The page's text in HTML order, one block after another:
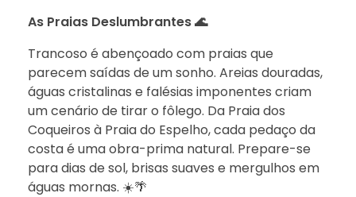
As Praias Deslumbrantes 🌊
Trancoso é abençoado com praias que
parecem saídas de um sonho. Areias douradas,
águas cristalinas e falésias imponentes criam
um cenário de tirar o fôlego. Da Praia dos
Coqueiros à Praia do Espelho, cada pedaço da
costa é uma obra-prima natural. Prepare-se
para dias de sol, brisas suaves e mergulhos em
águas mornas. ☀️🌴